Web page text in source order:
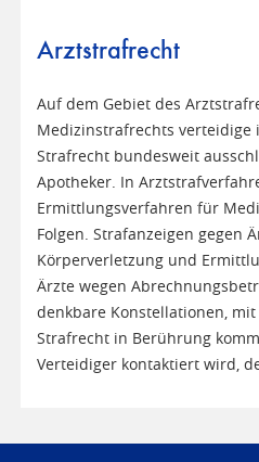
Arztstrafrecht
Auf dem Gebiet des
Medizinstrafrechts verteidige
Strafrecht bundesweit
Apotheker. In
Ermittlungsverfahren für
Folgen. Strafanzeigen gegen
Körperverletzung und
Ärzte wegen
denkbare Konstellationen,
Strafrecht in Berührung
Verteidiger kontaktiert wird,